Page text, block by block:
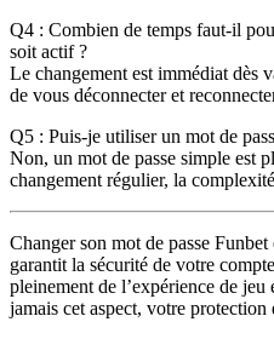
Q4 : Combien de temps faut-il
soit actif ?
Le changement est immédiat dès
de vous déconnecter et
Q5 : Puis-je utiliser un mot de
Non, un mot de passe simple est
changement régulier, la
Changer son mot de passe
garantit la sécurité de votre
pleinement de l’expérience de
jamais cet aspect, votre protection